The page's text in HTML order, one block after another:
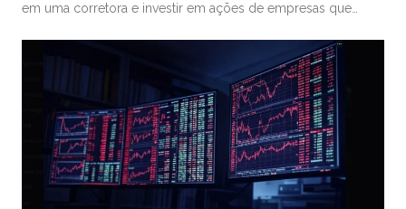
em uma corretora e investir em ações de empresas que
democratizou os investimentos e trouxe milhões de novos
participantes para a bolsa. Mas, junto com essa facilidade,
surgiu um comportamento que […]